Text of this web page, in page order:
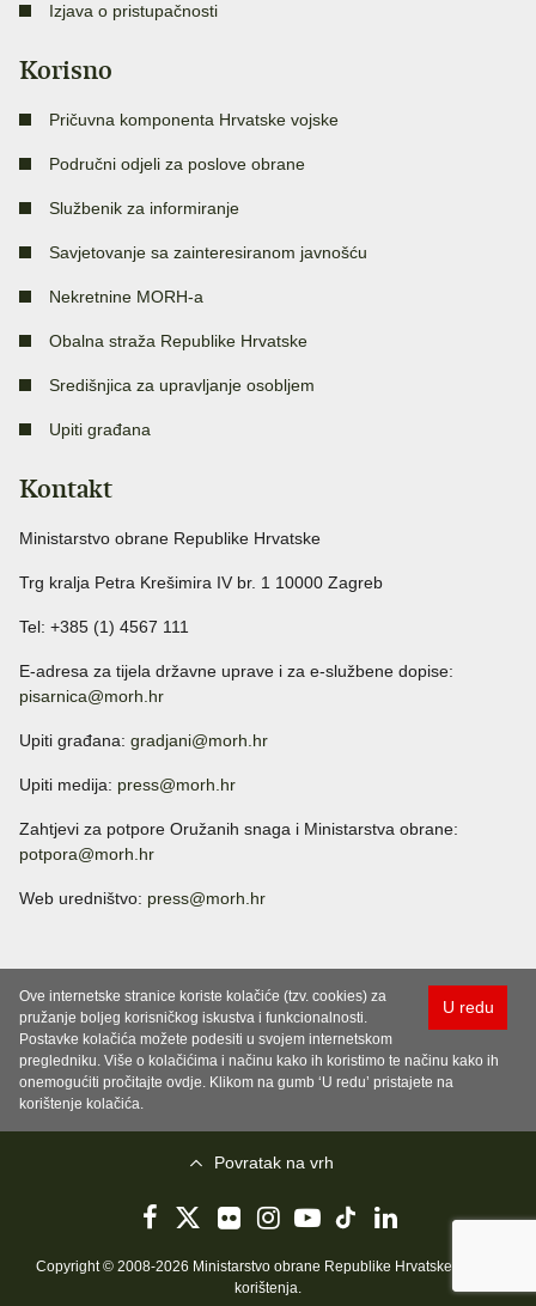
Izjava o pristupačnosti
Korisno
Pričuvna komponenta Hrvatske vojske
Područni odjeli za poslove obrane
Službenik za informiranje
Savjetovanje sa zainteresiranom javnošću
Nekretnine MORH-a
Obalna straža Republike Hrvatske
Središnjica za upravljanje osobljem
Upiti građana
Kontakt
Ministarstvo obrane Republike Hrvatske
Trg kralja Petra Krešimira IV br. 1 10000 Zagreb
Tel: +385 (1) 4567 111
E-adresa za tijela državne uprave i za e-službene dopise:
pisarnica@morh.hr
Upiti građana: gradjani@morh.hr
Upiti medija: press@morh.hr
Zahtjevi za potpore Oružanih snaga i Ministarstva obrane:
potpora@morh.hr
Web uredništvo: press@morh.hr
U redu
Ove internetske stranice koriste kolačiće (tzv. cookies) za
pružanje boljeg korisničkog iskustva i funkcionalnosti.
Postavke kolačića možete podesiti u svojem internetskom
pregledniku. Više o kolačićima i načinu kako ih koristimo te načinu kako ih
onemogućiti pročitajte ovdje. Klikom na gumb ‘U redu’ pristajete na
korištenje kolačića.
Povratak na vrh
Copyright © 2008-2026 Ministarstvo obrane Republike Hrvatske..
korištenja.